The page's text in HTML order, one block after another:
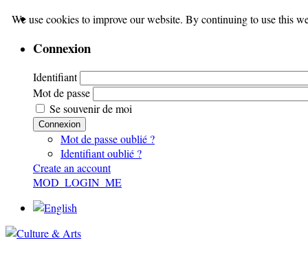
Connexion
Identifiant
Mot de passe
Se souvenir de moi
Connexion
Mot de passe oublié ?
Identifiant oublié ?
Create an account
MOD_LOGIN_ME
We use cookies to improve our website. By continuing to use this